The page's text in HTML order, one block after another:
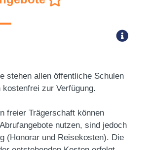
stehen allen öffentliche Schulen
zur Verfügung.
freier Trägerschaft können
nutzen, sind jedoch
(Honorar und Reisekosten). Die